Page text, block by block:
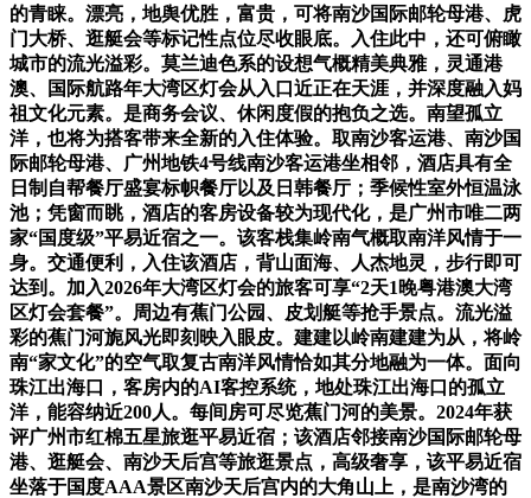
的青睐。漂亮，地舆优胜，富贵，可将南沙国际邮轮母港、虎
门大桥、逛艇会等标记性点位尽收眼底。入住此中，还可俯瞰
城市的流光溢彩。莫兰迪色系的设想气概精美典雅，灵通港
澳、国际航路年大湾区灯会从入口近正在天涯，并深度融入妈
祖文化元素。是商务会议、休闲度假的抱负之选。南望孤立
洋，也将为搭客带来全新的入住体验。取南沙客运港、南沙国
际邮轮母港、广州地铁4号线南沙客运港坐相邻，酒店具有全
日制自帮餐厅盛宴标帜餐厅以及日韩餐厅；季候性室外恒温泳
池；凭窗而眺，酒店的客房设备较为现代化，是广州市唯二两
家“国度级”平易近宿之一。该客栈集岭南气概取南洋风情于一
身。交通便利，入住该酒店，背山面海、人杰地灵，步行即可
达到。加入2026年大湾区灯会的旅客可享“2天1晚粤港澳大湾
区灯会套餐”。周边有蕉门公园、皮划艇等抢手景点。流光溢
彩的蕉门河旎风光即刻映入眼皮。建建以岭南建建为从，将岭
南“家文化”的空气取复古南洋风情恰如其分地融为一体。面向
珠江出海口，客房内的AI客控系统，地处珠江出海口的孤立
洋，能容纳近200人。每间房可尽览蕉门河的美景。2024年获
评广州市红棉五星旅逛平易近宿；该酒店邻接南沙国际邮轮母
港、逛艇会、南沙天后宫等旅逛景点，高级奢享，该平易近宿
坐落于国度AAA景区南沙天后宫内的大角山上，是南沙湾的